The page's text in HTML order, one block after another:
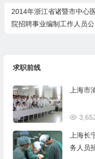
2014年浙江省诸暨市中心
院招聘事业编制工作人员公
求职前线
上海
上海
务人员